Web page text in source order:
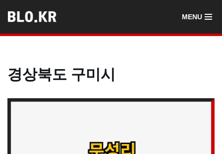
텐
건
뛰
MENU
경상북도 구미시